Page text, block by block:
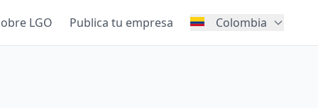
LGO Publica tu empresa Colombia